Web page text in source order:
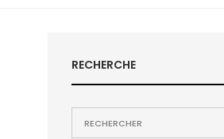
RECHERCHE